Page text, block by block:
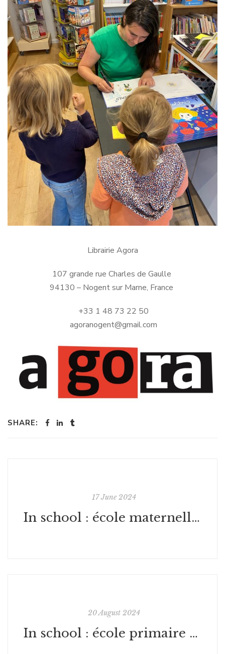
Librairie Agora
107 grande rue Charles de Gaulle
94130 – Nogent sur Marne, France
+33 1 48 73 22 50
agoranogent@gmail.com
SHARE:
17 June 2024
In school : école maternelle Soliers
20 August 2024
In school : école primaire Normandie